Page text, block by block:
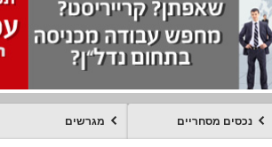
נכסים מסחריים מגרשים